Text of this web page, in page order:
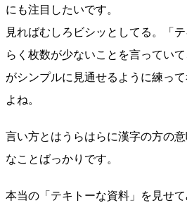
にも注目したいです。
見ればむしろビシッとしてる。「
らく枚数が少ないことを言ってい
がシンプルに見通せるように練っ
よね。
言い方とはうらはらに漢字の方の
なことばっかりです。
本当の「テキトーな資料」を見せて